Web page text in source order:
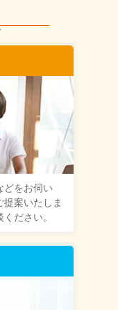
どをお伺い
提案いたしま
ださい。